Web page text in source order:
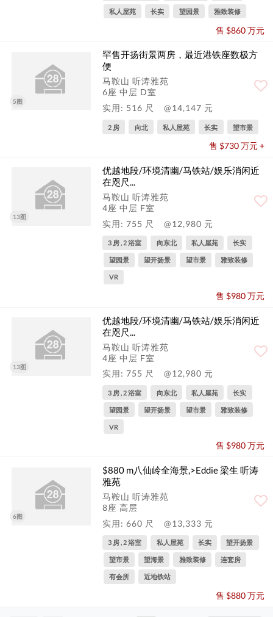
私人屋苑 长实 望园景 雅致装修
售 $860 万元
5图
罕售开扬街景两房，最近港铁座数极方
便
马鞍山 听涛雅苑
6座 中层 D室
实用: 516 尺
@14,147 元
2 房 向北 私人屋苑 长实 望市景
售 $730 万元 +
13图
优越地段/环境清幽/马铁站/娱乐消闲近
在咫尺...
马鞍山 听涛雅苑
4座 中层 F室
实用: 755 尺
@12,980 元
3 房 , 2 浴室 向东北 私人屋苑 长实
望园景 望开扬景 望市景 雅致装修
VR
售 $980 万元
13图
优越地段/环境清幽/马铁站/娱乐消闲近
在咫尺...
马鞍山 听涛雅苑
4座 中层 F室
实用: 755 尺
@12,980 元
3 房 , 2 浴室 向东北 私人屋苑 长实
望园景 望开扬景 望市景 雅致装修
VR
售 $980 万元
6图
$880 m八仙岭全海景,>Eddie 梁生 听涛
雅苑
马鞍山 听涛雅苑
8座 高层
实用: 660 尺
@13,333 元
3 房 , 2 浴室 私人屋苑 长实 望开扬景
望市景 望海景 雅致装修 连套房
有会所 近地铁站
售 $880 万元